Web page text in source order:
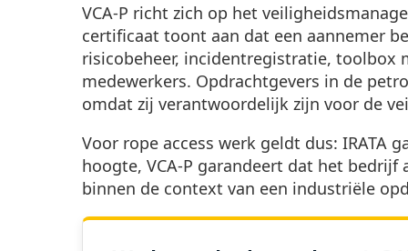
VCA-P richt zich op het
certificaat toont aan dat een aannemer
risicobeheer, incidentregistratie, toolbox
medewerkers. Opdrachtgevers in de
omdat zij verantwoordelijk zijn voor de
Voor rope access werk geldt dus: IRATA
hoogte, VCA-P garandeert dat het
binnen de context van een industriële